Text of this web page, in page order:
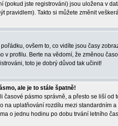
(pokud jste registrováni) jsou uložena v
pravidlem). Takto si můžete změnit
ovšem to, co vidíte jsou časy
v profilu. Berte na vědomí, že změnou
toto je dobrý důvod tak učinit!
ale je to stále špatně!
časové pásmo správně, a přesto se liší
na uplatňování rozdílu mezi standardním
o jednu hodinu po dobu trvání letního